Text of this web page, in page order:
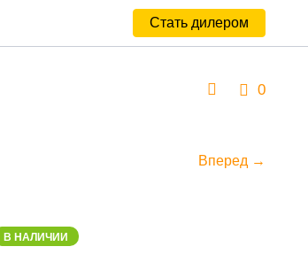
Стать дилером
0
Вперед →
В НАЛИЧИИ